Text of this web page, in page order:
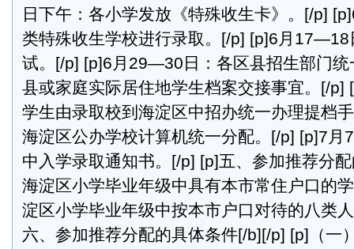
日下午：各小学发放《特殊收生卡》。[/p]
类特殊收生学校进行录取。[/p] [p]6月17—18
试。[/p] [p]6月29—30日：各区县招生部门统
县或家庭实际居住地学生档案交接事宜。[/p]
学生由录取校到海淀区中招办统一办理提档
海淀区公办学校计算机统一分配。[/p] [p]7月
中入学录取通知书。[/p] [p]五、参加推荐分
海淀区小学毕业年级中具有本市常住户口的
淀区小学毕业年级中按本市户口对待的八类
六、参加推荐分配的具体条件[/b][/p] [p]（一